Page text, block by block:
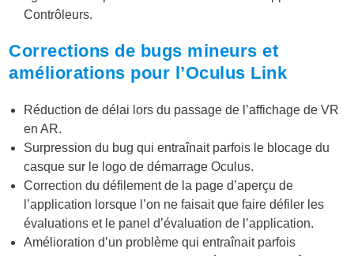
Contrôleurs.
Corrections de bugs mineurs et
améliorations pour l’Oculus Link
Réduction de délai lors du passage de l’affichage de VR
en AR.
Surpression du bug qui entraînait parfois le blocage du
casque sur le logo de démarrage Oculus.
Correction du défilement de la page d’aperçu de
l’application lorsque l’on ne faisait que faire défiler les
évaluations et le panel d’évaluation de l’application.
Amélioration d’un problème qui entraînait parfois